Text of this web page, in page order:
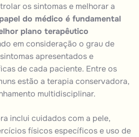
os sintomas e melhorar a
do médico é fundamental
plano terapêutico
em consideração o grau de
apresentados e
de cada paciente. Entre os
estão a terapia conservadora,
multidisciplinar.
inclui cuidados com a pele,
físicos específicos e uso de